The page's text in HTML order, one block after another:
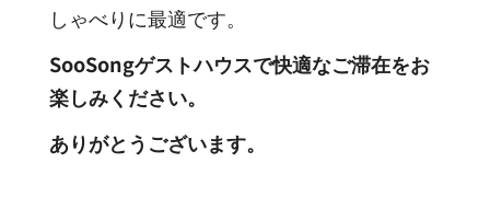
しゃべりに最適です。
SooSongゲストハウスで快適なご滞在をお
楽しみください。
ありがとうございます。